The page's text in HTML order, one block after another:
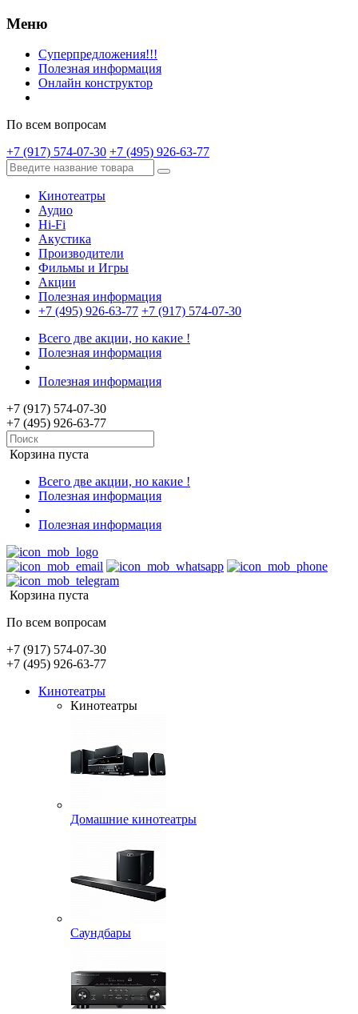
Меню
Суперпредложения!!!
Полезная информация
Онлайн конструктор
По всем вопросам
+7 (917) 574-07-30 +7 (495) 926-63-77
Кинотеатры
Аудио
Hi-Fi
Акустика
Производители
Фильмы и Игры
Акции
Полезная информация
+7 (495) 926-63-77 +7 (917) 574-07-30
Всего две акции, но какие !
Полезная информация
Полезная информация
+7 (917) 574-07-30
+7 (495) 926-63-77
Корзина пуста
Всего две акции, но какие !
Полезная информация
Полезная информация
Корзина пуста
По всем вопросам
+7 (917) 574-07-30
+7 (495) 926-63-77
Кинотеатры
Кинотеатры
Домашние кинотеатры
Саундбары